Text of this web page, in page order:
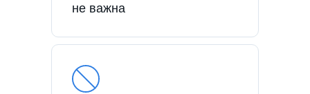
не важна